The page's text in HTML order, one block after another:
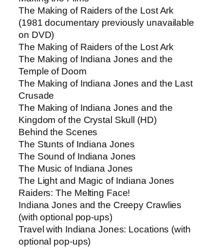
The Making of Raiders of the Lost Ark
(1981 documentary previously unavailable
on DVD)
The Making of Raiders of the Lost Ark
The Making of Indiana Jones and the
Temple of Doom
The Making of Indiana Jones and the Last
Crusade
The Making of Indiana Jones and the
Kingdom of the Crystal Skull (HD)
Behind the Scenes
The Stunts of Indiana Jones
The Sound of Indiana Jones
The Music of Indiana Jones
The Light and Magic of Indiana Jones
Raiders: The Melting Face!
Indiana Jones and the Creepy Crawlies
(with optional pop-ups)
Travel with Indiana Jones: Locations (with
optional pop-ups)